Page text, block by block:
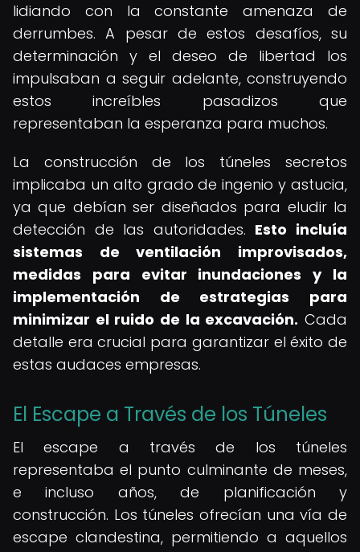
lidiando con la constante amenaza de
derrumbes. A pesar de estos desafíos, su
determinación y el deseo de libertad los
impulsaban a seguir adelante, construyendo
estos increíbles pasadizos que
representaban la esperanza para muchos.
La construcción de los túneles secretos
implicaba un alto grado de ingenio y astucia,
ya que debían ser diseñados para eludir la
detección de las autoridades. Esto incluía
sistemas de ventilación improvisados,
medidas para evitar inundaciones y la
implementación de estrategias para
minimizar el ruido de la excavación. Cada
detalle era crucial para garantizar el éxito de
estas audaces empresas.
El Escape a Través de los Túneles
El escape a través de los túneles
representaba el punto culminante de meses,
e incluso años, de planificación y
construcción. Los túneles ofrecían una vía de
escape clandestina, permitiendo a aquellos